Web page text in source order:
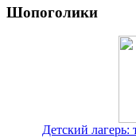
Шопоголики
Детский лагерь: